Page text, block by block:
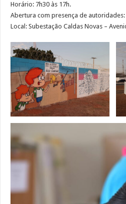
Horário: 7h30 às 17h.
Abertura com presença de autoridades:
Local: Subestação Caldas Novas –